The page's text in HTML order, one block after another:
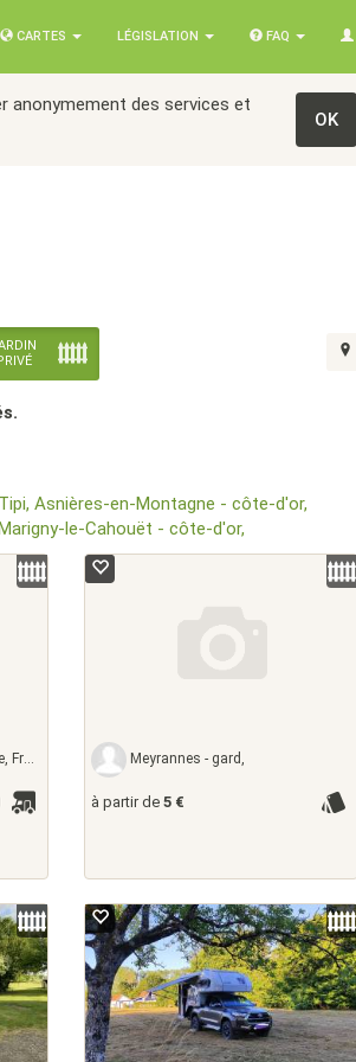
CARTES LÉGISLATION FAQ
anonymement des services et
OK
s.
Asnières-en-Montagne - côte-d'or,
le-Cahouët - côte-d'or,
Meyrannes - gard,
à partir de5 €